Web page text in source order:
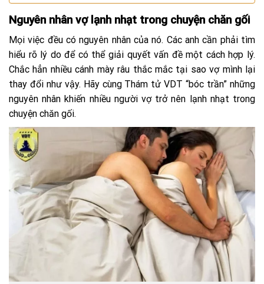
Nguyên nhân vợ lạnh nhạt trong chuyện chăn gối
Mọi việc đều có nguyên nhân của nó. Các anh cần phải tìm
hiểu rõ lý do để có thể giải quyết vấn đề một cách hợp lý.
Chắc hẳn nhiều cánh mày râu thắc mắc tại sao vợ mình lại
thay đổi như vậy. Hãy cùng Thám tử VDT “bóc trần” những
nguyên nhân khiến nhiều người vợ trở nên lạnh nhạt trong
chuyện chăn gối.